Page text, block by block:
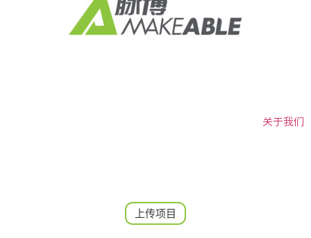
关于我们
上传项目